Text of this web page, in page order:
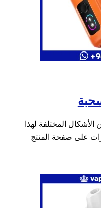
الأشكال المختلفة لهذا
على صفحة المنتج